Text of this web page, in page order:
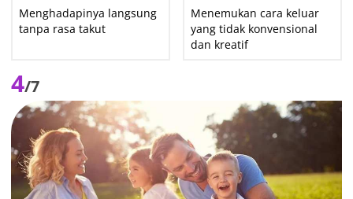
Menghadapinya langsung
tanpa rasa takut
Menemukan cara keluar
yang tidak konvensional
dan kreatif
4/7